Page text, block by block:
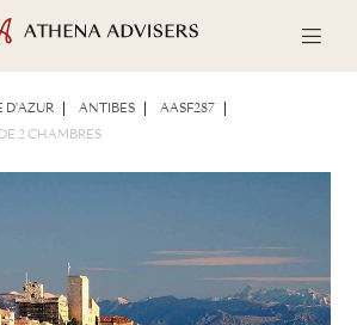
D'AZUR ANTIBES AASF287
2 CHAMBRES